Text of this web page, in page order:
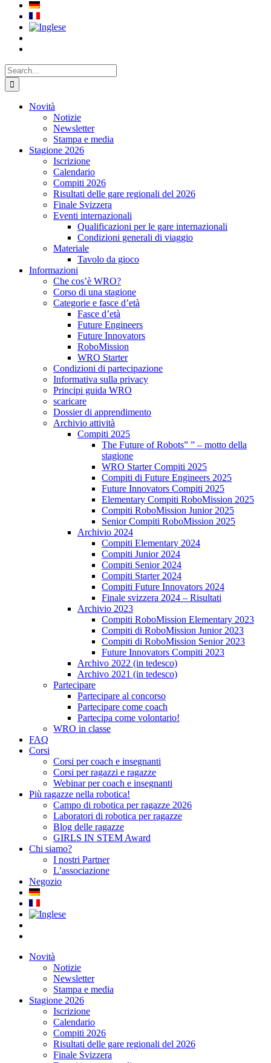
Search
for:
Novità
Notizie
Newsletter
Stampa e media
Stagione 2026
Iscrizione
Calendario
Compiti 2026
Risultati delle gare regionali del 2026
Finale Svizzera
Eventi internazionali
Qualificazioni per le gare internazionali
Condizioni generali di viaggio
Materiale
Tavolo da gioco
Informazioni
Che cos’è WRO?
Corso di una stagione
Categorie e fasce d’età
Fasce d’età
Future Engineers
Future Innovators
RoboMission
WRO Starter
Condizioni di partecipazione
Informativa sulla privacy
Principi guida WRO
scaricare
Dossier di apprendimento
Archivio attività
Compiti 2025
The Future of Robots” ” – motto della
stagione
WRO Starter Compiti 2025
Compiti di Future Engineers 2025
Future Innovators Compiti 2025
Elementary Compiti RoboMission 2025
Compiti RoboMission Junior 2025
Senior Compiti RoboMission 2025
Archivio 2024
Compiti Elementary 2024
Compiti Junior 2024
Compiti Senior 2024
Compiti Starter 2024
Compiti Future Innovators 2024
Finale svizzera 2024 – Risultati
Archivio 2023
Compiti RoboMission Elementary 2023
Compiti di RoboMission Junior 2023
Compiti di RoboMission Senior 2023
Future Innovators Compiti 2023
Archivo 2022 (in tedesco)
Archivo 2021 (in tedesco)
Partecipare
Partecipare al concorso
Partecipare come coach
Partecipa come volontario!
WRO in classe
FAQ
Corsi
Corsi per coach e insegnanti
Corsi per ragazzi e ragazze
Webinar per coach e insegnanti
Più ragazze nella robotica!
Campo di robotica per ragazze 2026
Laboratori di robotica per ragazze
Blog delle ragazze
GIRLS IN STEM Award
Chi siamo?
I nostri Partner
L’associazione
Negozio
Novità
Notizie
Newsletter
Stampa e media
Stagione 2026
Iscrizione
Calendario
Compiti 2026
Risultati delle gare regionali del 2026
Finale Svizzera